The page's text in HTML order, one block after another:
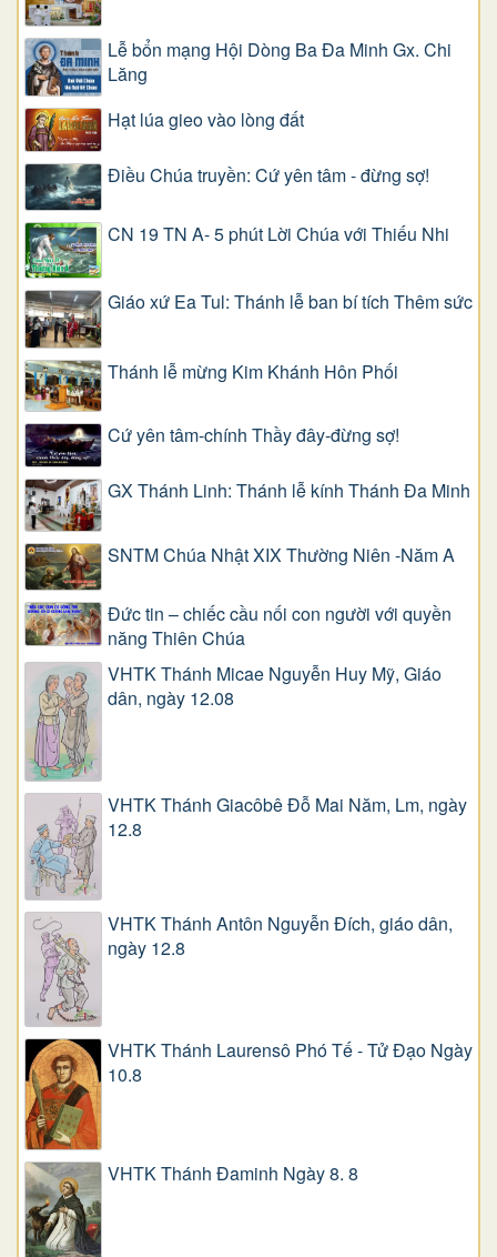
Lễ bổn mạng Hội Dòng Ba Đa Minh Gx. Chi
Lăng
Hạt lúa gieo vào lòng đất
Điều Chúa truyền: Cứ yên tâm - đừng sợ!
CN 19 TN A- 5 phút Lời Chúa với Thiếu Nhi
Giáo xứ Ea Tul: Thánh lễ ban bí tích Thêm sức
Thánh lễ mừng Kim Khánh Hôn Phối
Cứ yên tâm-chính Thầy đây-đừng sợ!
GX Thánh Linh: Thánh lễ kính Thánh Đa Minh
SNTM Chúa Nhật XIX Thường Niên -Năm A
Đức tin – chiếc cầu nối con người với quyền
năng Thiên Chúa
VHTK Thánh Micae Nguyễn Huy Mỹ, Giáo
dân, ngày 12.08
VHTK Thánh Giacôbê Ðỗ Mai Năm, Lm, ngày
12.8
VHTK Thánh Antôn Nguyễn Ðích, giáo dân,
ngày 12.8
VHTK Thánh Laurensô Phó Tế - Tử Đạo Ngày
10.8
VHTK Thánh Đaminh Ngày 8. 8